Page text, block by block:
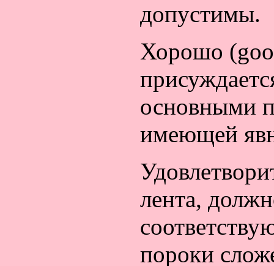
допустимы.
Хорошо
основными
имеющей
лента,
пороки